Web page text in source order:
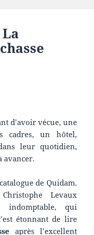
d’avoir vécue, une
cadres, un hôtel,
leur quotidien,
avancer.
de Quidam.
Levaux
indomptable, qui
étonnant de lire
après l’excellent